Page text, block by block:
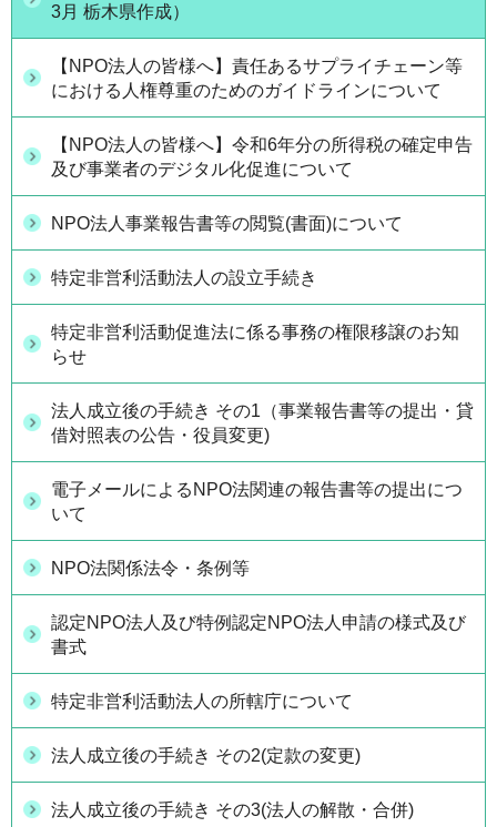
3月 栃木県作成）
【NPO法人の皆様へ】責任あるサプライチェーン等
における人権尊重のためのガイドラインについて
【NPO法人の皆様へ】令和6年分の所得税の確定申告
及び事業者のデジタル化促進について
NPO法人事業報告書等の閲覧(書面)について
特定非営利活動法人の設立手続き
特定非営利活動促進法に係る事務の権限移譲のお知
らせ
法人成立後の手続き その1（事業報告書等の提出・貸
借対照表の公告・役員変更)
電子メールによるNPO法関連の報告書等の提出につ
いて
NPO法関係法令・条例等
認定NPO法人及び特例認定NPO法人申請の様式及び
書式
特定非営利活動法人の所轄庁について
法人成立後の手続き その2(定款の変更)
法人成立後の手続き その3(法人の解散・合併)